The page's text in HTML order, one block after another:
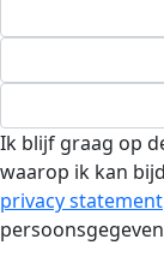
Ik blijf graag op
waarop ik kan
privacy statement